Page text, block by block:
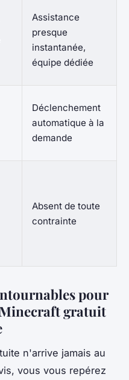
Assistance
presque
instantanée,
équipe dédiée
Déclenchement
automatique à la
demande
Absent de toute
contrainte
pour
gratuit
n'arrive jamais au
vous vous repérez